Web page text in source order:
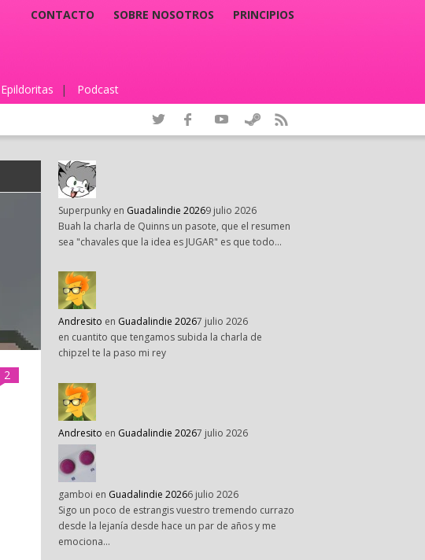
CONTACTO SOBRE NOSOTROS PRINCIPIOS
Epildoritas | Podcast
2
Superpunky en Guadalindie 20269 julio 2026
Buah la charla de Quinns un pasote, que el resumen
sea "chavales que la idea es JUGAR" es que todo…
Andresito en Guadalindie 20267 julio 2026
en cuantito que tengamos subida la charla de
chipzel te la paso mi rey
Andresito en Guadalindie 20267 julio 2026
gamboi en Guadalindie 20266 julio 2026
Sigo un poco de estrangis vuestro tremendo currazo
desde la lejanía desde hace un par de años y me
emociona…